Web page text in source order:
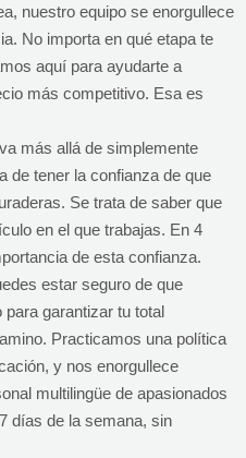
nuestro equipo se enorgullece
No importa en qué etapa te
aquí para ayudarte a
más competitivo. Esa es
más allá de simplemente
de tener la confianza de que
Se trata de saber que
en el que trabajas. En 4
de esta confianza.
estar seguro de que
para garantizar tu total
Practicamos una política
y nos enorgullece
multilingüe de apasionados
días de la semana, sin